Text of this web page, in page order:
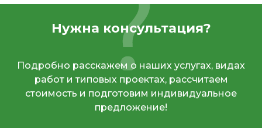
Нужна консультация?
Подробно расскажем о наших услугах, видах
работ и типовых проектах, рассчитаем
стоимость и подготовим индивидуальное
предложение!